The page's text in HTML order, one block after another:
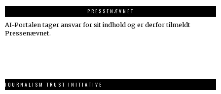
PRESSENÆVNET
AI-Portalen tager ansvar for sit indhold og er derfor tilmeldt
Pressenævnet.
JOURNALISM TRUST INITIATIVE